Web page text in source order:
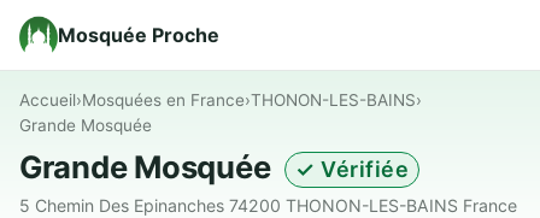
Mosquée Proche
Accueil›Mosquées en France›THONON-LES-BAINS›
Grande Mosquée
Grande Mosquée ✓ Vérifiée
5 Chemin Des Epinanches 74200 THONON-LES-BAINS France